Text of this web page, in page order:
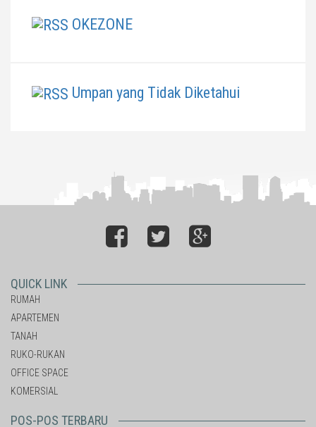
OKEZONE
Umpan yang Tidak Diketahui
QUICK LINK
RUMAH
APARTEMEN
TANAH
RUKO-RUKAN
OFFICE SPACE
KOMERSIAL
POS-POS TERBARU